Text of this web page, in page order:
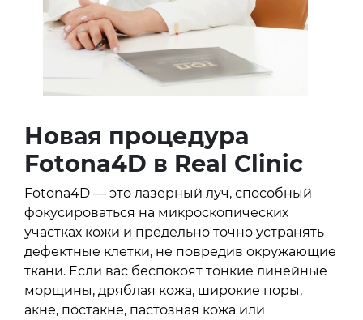
Новая процедура
Fotona4D в Real Clinic
Fotona4D — это лазерный луч, способный
фокусироваться на микроскопических
участках кожи и предельно точно устранять
дефектные клетки, не повредив окружающие
ткани. Если вас беспокоят тонкие линейные
морщины, дряблая кожа, широкие поры,
акне, постакне, пастозная кожа или